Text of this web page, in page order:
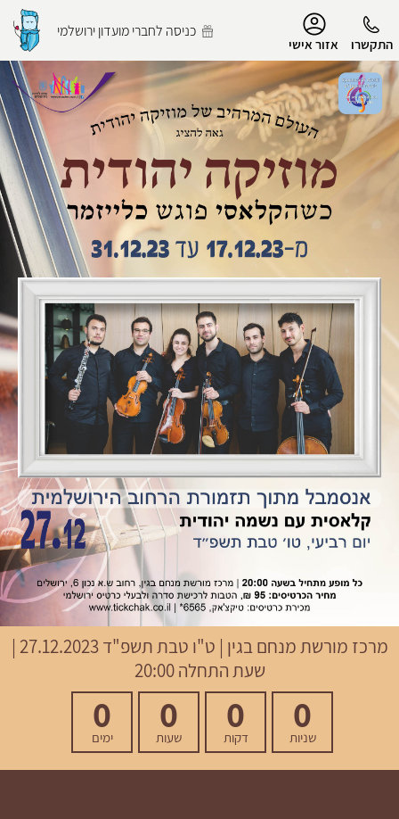
התקשרו אזור אישי
כניסה לחברי מועדון ירושלמי
הפרופיל שלי
התנתק
מרכז מורשת מנחם בגין | ט"ו טבת תשפ"ד
27.12.2023 |
שעת התחלה 20:00
0
שניות
0
דקות
0
שעות
0
ימים